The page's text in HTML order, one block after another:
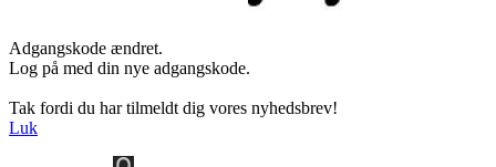
Adgangskode ændret.
Log på med din nye adgangskode.
Tak fordi du har tilmeldt dig vores nyhedsbrev!
Luk